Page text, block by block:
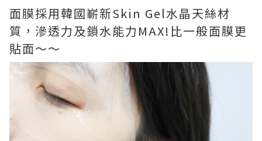
面膜採用韓國嶄新Skin Gel水晶天絲材
質，滲透力及鎖水能力MAX!比一般面膜更
貼面～～